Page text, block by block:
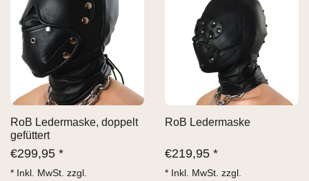
RoB Ledermaske, doppelt
gefüttert
€299,95 *
* Inkl. MwSt. zzgl.
RoB Ledermaske
€219,95 *
* Inkl. MwSt. zzgl.